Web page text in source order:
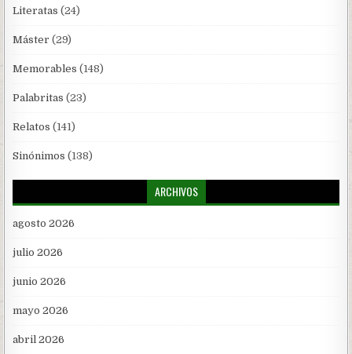
Literatas (24)
Máster (29)
Memorables (148)
Palabritas (23)
Relatos (141)
Sinónimos (138)
ARCHIVOS
agosto 2026
julio 2026
junio 2026
mayo 2026
abril 2026